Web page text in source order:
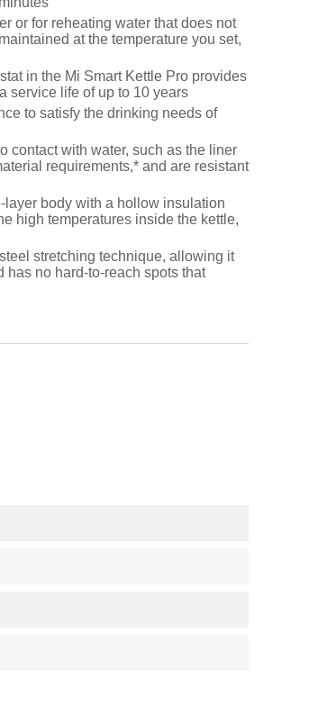
or for reheating water that does not
at the temperature you set,
in the Mi Smart Kettle Pro provides
service life of up to 10 years
to satisfy the drinking needs of
contact with water, such as the liner
requirements,* and are resistant
body with a hollow insulation
high temperatures inside the kettle,
stretching technique, allowing it
has no hard-to-reach spots that